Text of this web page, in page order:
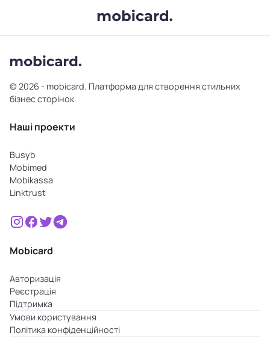
© 2026 - mobicard. Платформа для створення стильних
бізнес сторінок
Наші проекти
Busyb
Mobimed
Mobikassa
Linktrust
Mobicard
Авторизація
Реєстрація
Підтримка
Умови користування
Політика конфіденційності